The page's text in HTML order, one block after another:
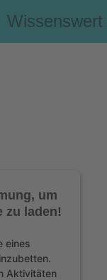
Wissenswert
um
zu laden!
eines
Aktivitäten